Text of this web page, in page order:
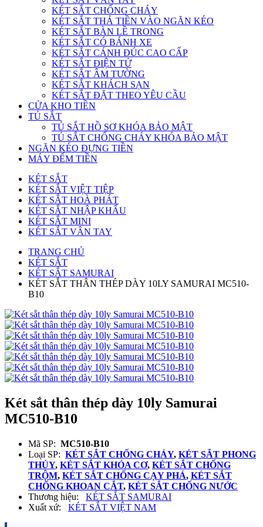
KÉT SẮT CHỐNG CHÁY
KÉT SẮT THẢ TIỀN VÀO NGĂN KÉO
KÉT SẮT BÀN LỀ TRONG
KÉT SẮT CÓ BÁNH XE
KÉT SẮT CÁNH ĐÚC CAO CẤP
KÉT SẮT ĐIỆN TỬ
KÉT SẮT ÂM TƯỜNG
KÉT SẮT KHÁCH SẠN
KÉT SẮT ĐẶT THEO YÊU CẦU
CỬA KHO TIỀN
TỦ SẮT
TỦ SẮT HỒ SƠ KHÓA BẢO MẬT
TỦ SẮT CHỐNG CHÁY KHÓA BẢO MẬT
NGĂN KÉO ĐỰNG TIỀN
MÁY ĐẾM TIỀN
KÉT SẮT
KÉT SẮT VIỆT TIỆP
KÉT SẮT HOÀ PHÁT
KÉT SẮT NHẬP KHẨU
KÉT SẮT MINI
KÉT SẮT VÂN TAY
TRANG CHỦ
KÉT SẮT
KÉT SẮT SAMURAI
KÉT SẮT THÂN THÉP DÀY 10LY SAMURAI MC510-
B10
Két sắt thân thép dày 10ly Samurai
MC510-B10
Mã SP: MC510-B10
Loại SP: KÉT SẮT CHỐNG CHÁY, KÉT SẮT PHONG
THỦY, KÉT SẮT KHÓA CƠ, KÉT SẮT CHỐNG
TRỘM, KÉT SẮT CHỐNG CẠY PHÁ, KÉT SẮT
CHỐNG KHOAN CẮT, KÉT SẮT CHỐNG NƯỚC
Thương hiệu: KÉT SẮT SAMURAI
Xuất xứ: KÉT SẮT VIỆT NAM